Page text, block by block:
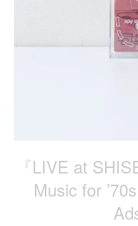
『LIVE at
Music for